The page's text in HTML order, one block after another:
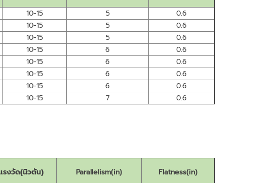
10-15 5
0.6
10-15 5
0.6
10-15 5
0.6
10-15 6
0.6
10-15 6
0.6
10-15 6
0.6
10-15 6
0.6
10-15 7 0.6
รงวัด(นิวตัน) Parallelism(in)
Flatness(in)